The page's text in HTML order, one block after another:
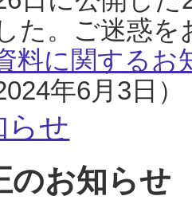
た。ご迷惑
料に関するお
年6月3日）
らせ
のお知らせ